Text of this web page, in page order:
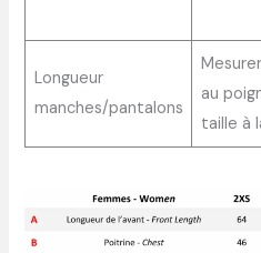
Longueur
manches/pantalons
au
taille à